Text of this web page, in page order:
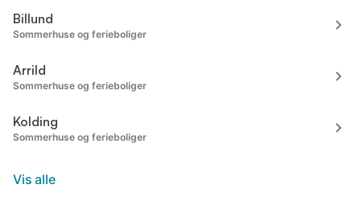
Billund
Sommerhuse og ferieboliger
Arrild
Sommerhuse og ferieboliger
Kolding
Sommerhuse og ferieboliger
Vis alle